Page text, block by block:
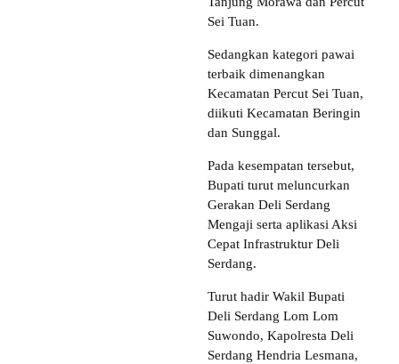
Sei Tuan.
Sedangkan kategori pawai
terbaik dimenangkan
Kecamatan Percut Sei Tuan,
diikuti Kecamatan Beringin
dan Sunggal.
Pada kesempatan tersebut,
Bupati turut meluncurkan
Gerakan Deli Serdang
Mengaji serta aplikasi Aksi
Cepat Infrastruktur Deli
Serdang.
Turut hadir Wakil Bupati
Deli Serdang Lom Lom
Suwondo, Kapolresta Deli
Serdang Hendria Lesmana,